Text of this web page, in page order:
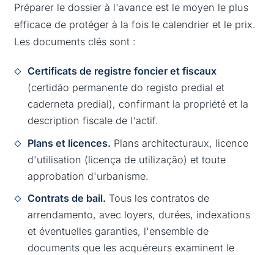
Préparer le dossier à l'avance est le moyen le plus
efficace de protéger à la fois le calendrier et le prix.
Les documents clés sont :
Certificats de registre foncier et fiscaux
(certidão permanente do registo predial et
caderneta predial), confirmant la propriété et la
description fiscale de l'actif.
Plans et licences. Plans architecturaux, licence
d'utilisation (licença de utilização) et toute
approbation d'urbanisme.
Contrats de bail. Tous les contratos de
arrendamento, avec loyers, durées, indexations
et éventuelles garanties, l'ensemble de
documents que les acquéreurs examinent le